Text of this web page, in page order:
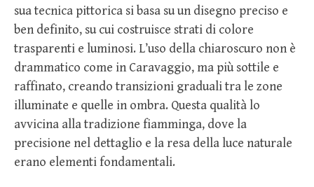
sua tecnica pittorica si basa su un disegno preciso e
ben definito, su cui costruisce strati di colore
trasparenti e luminosi. L’uso della chiaroscuro non è
drammatico come in Caravaggio, ma più sottile e
raffinato, creando transizioni graduali tra le zone
illuminate e quelle in ombra. Questa qualità lo
avvicina alla tradizione fiamminga, dove la
precisione nel dettaglio e la resa della luce naturale
erano elementi fondamentali.